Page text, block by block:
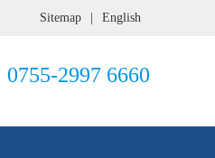
Sitemap English
0755-2997 6660